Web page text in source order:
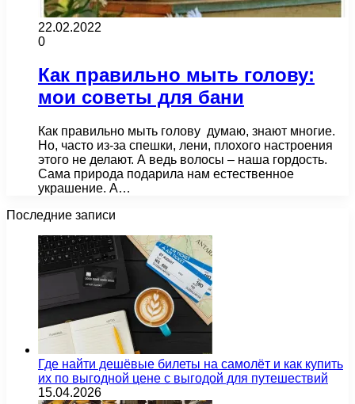
22.02.2022
0
Как правильно мыть голову:
мои советы для бани
Как правильно мыть голову думаю, знают многие.
Но, часто из-за спешки, лени, плохого настроения
этого не делают. А ведь волосы – наша гордость.
Сама природа подарила нам естественное
украшение. А…
Последние записи
Где найти дешёвые билеты на самолёт и как купить
их по выгодной цене с выгодой для путешествий
15.04.2026